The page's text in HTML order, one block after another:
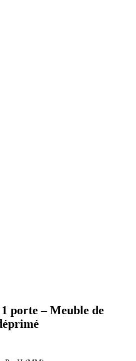
porte – Meuble de